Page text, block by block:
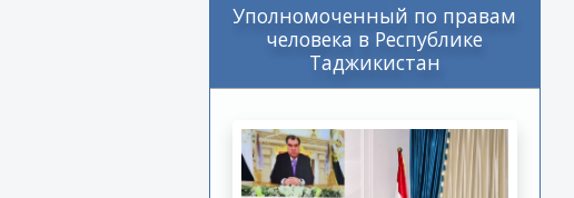
Уполномоченный по правам
человека в Республике
Таджикистан